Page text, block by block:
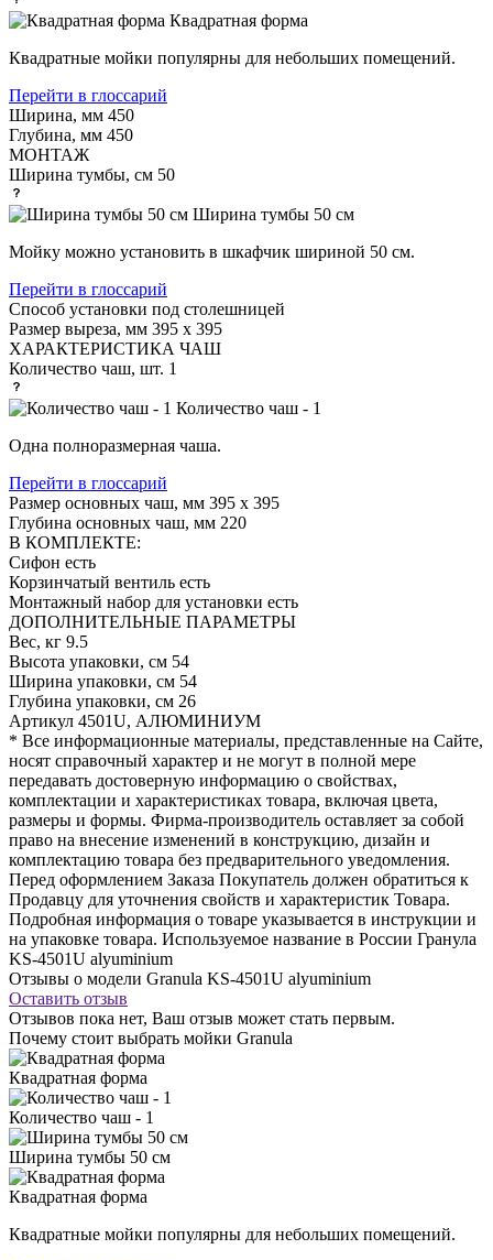
Квадратная форма
Квадратные мойки популярны для небольших помещений.
Перейти в глоссарий
Ширина, мм 450
Глубина, мм 450
МОНТАЖ
Ширина тумбы, см 50
Ширина тумбы 50 см
Мойку можно установить в шкафчик шириной 50 см.
Перейти в глоссарий
Способ установки под столешницей
Размер выреза, мм 395 х 395
ХАРАКТЕРИСТИКА ЧАШ
Количество чаш, шт. 1
Количество чаш - 1
Одна полноразмерная чаша.
Перейти в глоссарий
Размер основных чаш, мм 395 х 395
Глубина основных чаш, мм 220
В КОМПЛЕКТЕ:
Сифон есть
Корзинчатый вентиль есть
Монтажный набор для установки есть
ДОПОЛНИТЕЛЬНЫЕ ПАРАМЕТРЫ
Вес, кг 9.5
Высота упаковки, см 54
Ширина упаковки, см 54
Глубина упаковки, см 26
Артикул 4501U, АЛЮМИНИУМ
* Все информационные материалы, представленные на Сайте,
носят справочный характер и не могут в полной мере
передавать достоверную информацию о свойствах,
комплектации и характеристиках товара, включая цвета,
размеры и формы. Фирма-производитель оставляет за собой
право на внесение изменений в конструкцию, дизайн и
комплектацию товара без предварительного уведомления.
Перед оформлением Заказа Покупатель должен обратиться к
Продавцу для уточнения свойств и характеристик Товара.
Подробная информация о товаре указывается в инструкции и
на упаковке товара. Используемое название в России Гранула
KS-4501U alyuminium
Отзывы о модели Granula KS-4501U alyuminium
Оставить отзыв
Отзывов пока нет, Ваш отзыв может стать первым.
Почему стоит выбрать мойки Granula
Квадратная форма
Количество чаш - 1
Ширина тумбы 50 см
Квадратная форма
Квадратные мойки популярны для небольших помещений.